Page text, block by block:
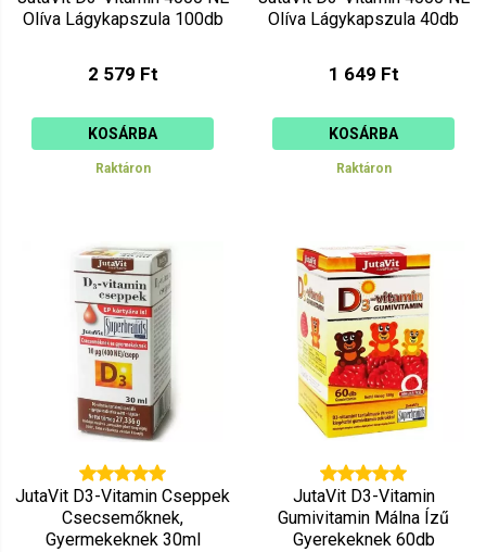
Olíva Lágykapszula 100db
2 579 Ft
KOSÁRBA
Raktáron
Olíva Lágykapszula 40db
1 649 Ft
KOSÁRBA
Raktáron
JutaVit D3-Vitamin Cseppek
Csecsemőknek,
Gyermekeknek 30ml
JutaVit D3-Vitamin
Gumivitamin Málna Ízű
Gyerekeknek 60db